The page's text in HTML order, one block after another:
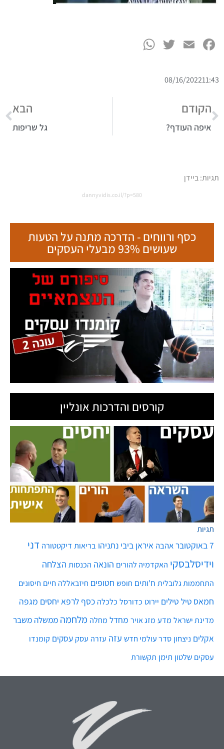
Facebook
Email
Twitter
11:43
08/16/2022
הקודם
איפה העודף?
הבא
גל שריפות
תגיות:ביידן
dannyvidis.co.il/?p=580
כסף ורווחים - הדרכה מתנה על הטעות
שעושים 93% מבעלי העסקים
קורסים והדרכות אונליין
תגיות
7 באוקטובר אהבה איראן ביבי נתניהו בריאות דיקטטורה דני
וידיסלבסקי האקדמיה להורים הונאה הכנסות הצלחה
התחממות גלובלית ח'ותים חופש חטופים חיזבאללה חיים חיסונים
חמאס טיל טילים יירוט כדורסל כלכלה כסף לרפא יחסים מגפה
מדינת ישראל מדע מזג אויר מחדל מחלה מלחמה ממשלה משבר
אקלים ניצחון סדר עולמי חדש עזה עזרה עסק עסקים קומנדו
עסקים שלטון תימן תקשורת